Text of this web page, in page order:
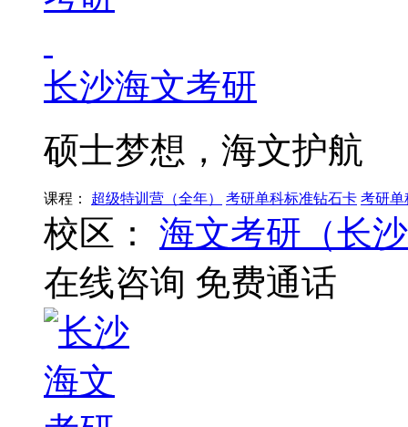
长沙海文考研
硕士梦想，海文护航
课程： 超级特训营（全年） 考研单科标准钻石卡 考研单
校区：
海文考研（长
在线咨询 免费通话